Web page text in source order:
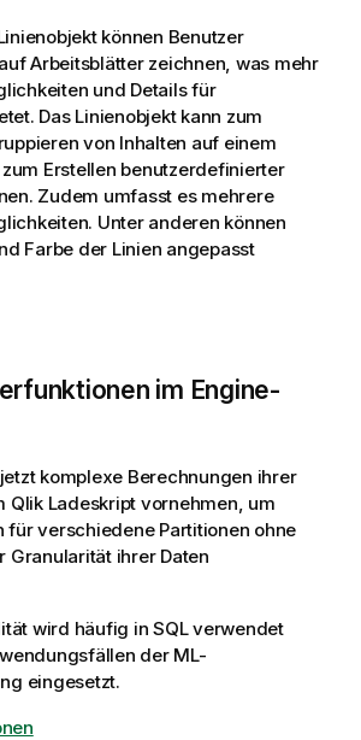
können Benutzer
Arbeitsblätter zeichnen, was mehr
und Details für
Das Linienobjekt kann zum
von Inhalten auf einem
Erstellen benutzerdefinierter
Zudem umfasst es mehrere
Unter anderen können
Farbe der Linien angepasst
im Engine-
komplexe Berechnungen ihrer
Qlik Ladeskript vornehmen, um
für verschiedene Partitionen ohne
Granularität ihrer Daten
wird häufig in SQL verwendet
der ML-
eingesetzt.